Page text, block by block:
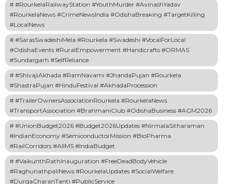
#RourkelaRailwayStation #YouthMurder #AvinashYadav
#RourkelaNews #CrimeNewsIndia #OdishaBreaking #TargetKilling
#LocalNews
#SarasSwadeshiMela #Rourkela #Swadeshi #VocalForLocal
#OdishaEvents #RuralEmpowerment #Handicrafts #ORMAS
#Sundargarh #SelfReliance
#ShivajiAkhada #RamNavami #JhandaPujan #Rourkela
#ShastraPujan #HinduFestival #AkhadaProcession
#TrailerOwnersAssociationRourkela #RourkelaNews
#TransportAssociation #BrahmaniClub #OdishaBusiness #AGM2026
#UnionBudget2026 #Budget2026Updates #NirmalaSitharaman
#IndianEconomy #SemiconductorMission #BioPharma
#RailCorridors #AIIMS #IndiaBudget
#VaikunthRathInauguration #FreeDeadBodyVehicle
#RaghunathpaliNews #RourkelaUpdates #SocialWelfare
#DurgaCharanTanti #PublicService